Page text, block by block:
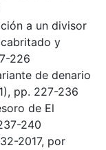
a un divisor
y
226
de denario
pp. 227-236
de El
240
2017, por